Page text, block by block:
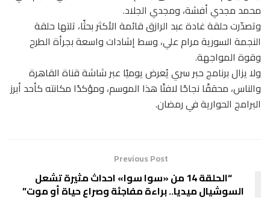
محمد مجدي أفشة، ومجدي الجلاد.
وتصدّرت حلقة غادة عبد الرازق قائمة الأكثر بحثًا، تلتها حلقة
النجمة السورية مرام علي، وسط إشادات واسعة بجرأة الطرح
وقوة المواجهة.
ولا يزال برنامج حبر سري يُعرض يوميًا عبر شاشة قناة القاهرة
والناس، محققًا نجاحًا لافتًا هذا الموسم، ومؤكدًا مكانته كأحد أبرز
البرامج الحوارية في رمضان.
Previous Post
“الحلقة 14 من «سوا سوا» احداث مثيرة تشعل
السوشيال ميديا.. براءة مفاجئة وصراع حياة أو موت”